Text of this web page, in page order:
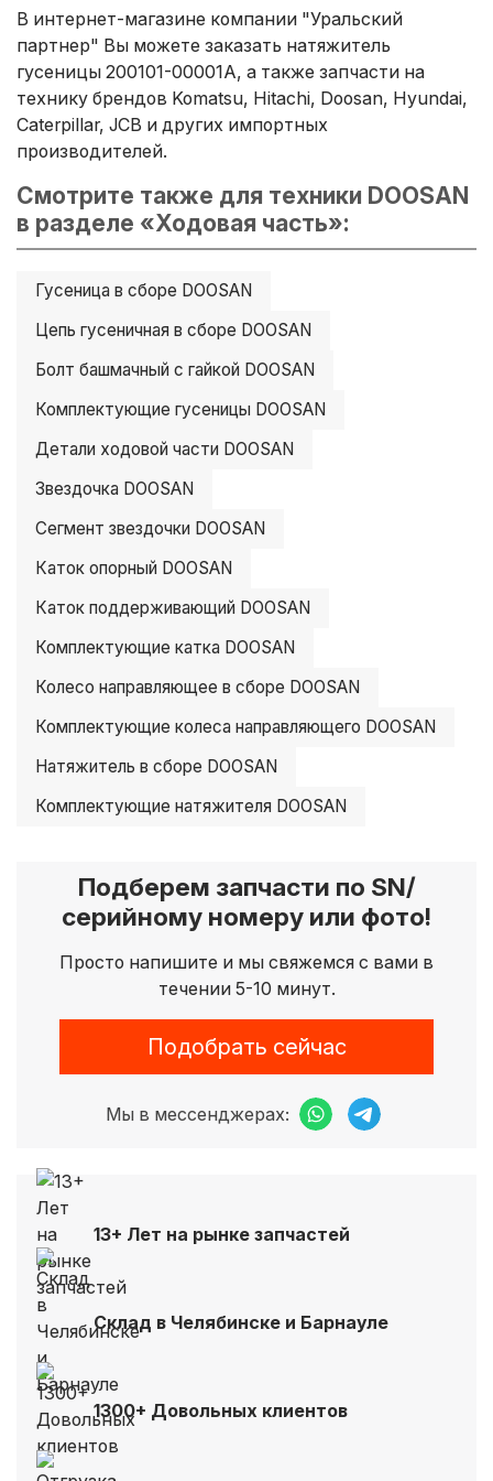
В интернет-магазине компании "Уральский
партнер" Вы можете заказать натяжитель
гусеницы 200101-00001A, а также запчасти на
технику брендов Komatsu, Hitachi, Doosan, Hyundai,
Caterpillar, JCB и других импортных
производителей.
Смотрите также для техники DOOSAN
в разделе «Ходовая часть»:
Гусеница в сборе DOOSAN
Цепь гусеничная в сборе DOOSAN
Болт башмачный с гайкой DOOSAN
Комплектующие гусеницы DOOSAN
Детали ходовой части DOOSAN
Звездочка DOOSAN
Сегмент звездочки DOOSAN
Каток опорный DOOSAN
Каток поддерживающий DOOSAN
Комплектующие катка DOOSAN
Колесо направляющее в сборе DOOSAN
Комплектующие колеса направляющего DOOSAN
Натяжитель в сборе DOOSAN
Комплектующие натяжителя DOOSAN
Подберем запчасти по SN/
серийному номеру или фото!
Просто напишите и мы свяжемся с вами в
течении 5-10 минут.
Подобрать сейчас
Мы в мессенджерах:
13+ Лет на рынке запчастей
Склад в Челябинске и Барнауле
1300+ Довольных клиентов